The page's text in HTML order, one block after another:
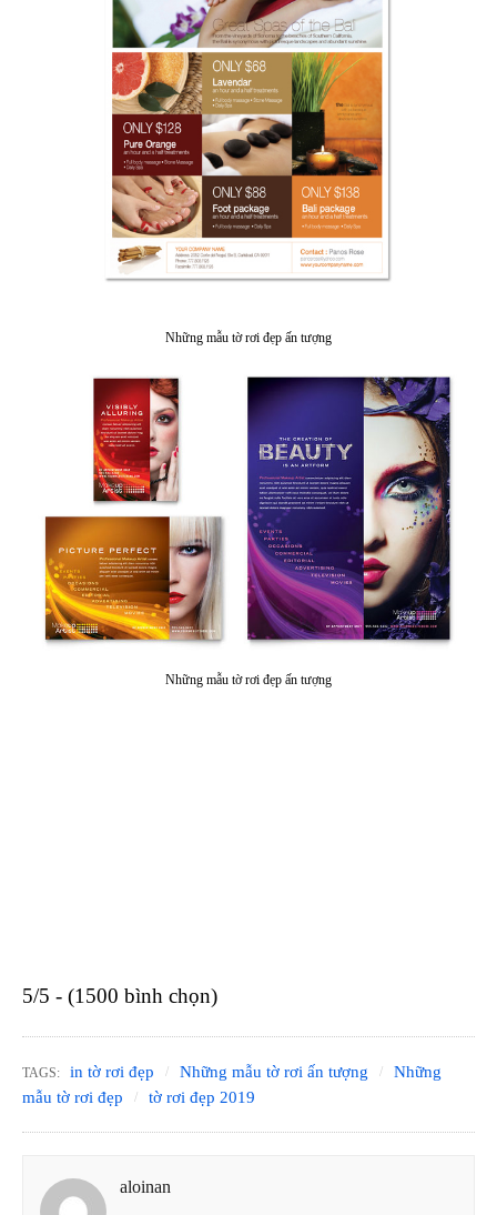
Những mẫu tờ rơi đẹp ấn tượng
Những mẫu tờ rơi đẹp ấn tượng
5/5 - (1500 bình chọn)
TAGS: in tờ rơi đẹp Những mẫu tờ rơi ấn tượng
Những
mẫu tờ rơi đẹp
tờ rơi đẹp 2019
aloinan